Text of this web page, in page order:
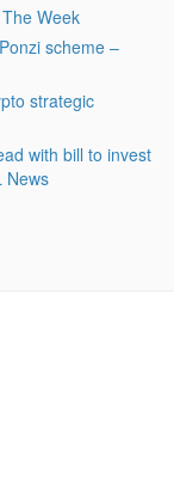
Week
scheme –
strategic
with bill to invest
News